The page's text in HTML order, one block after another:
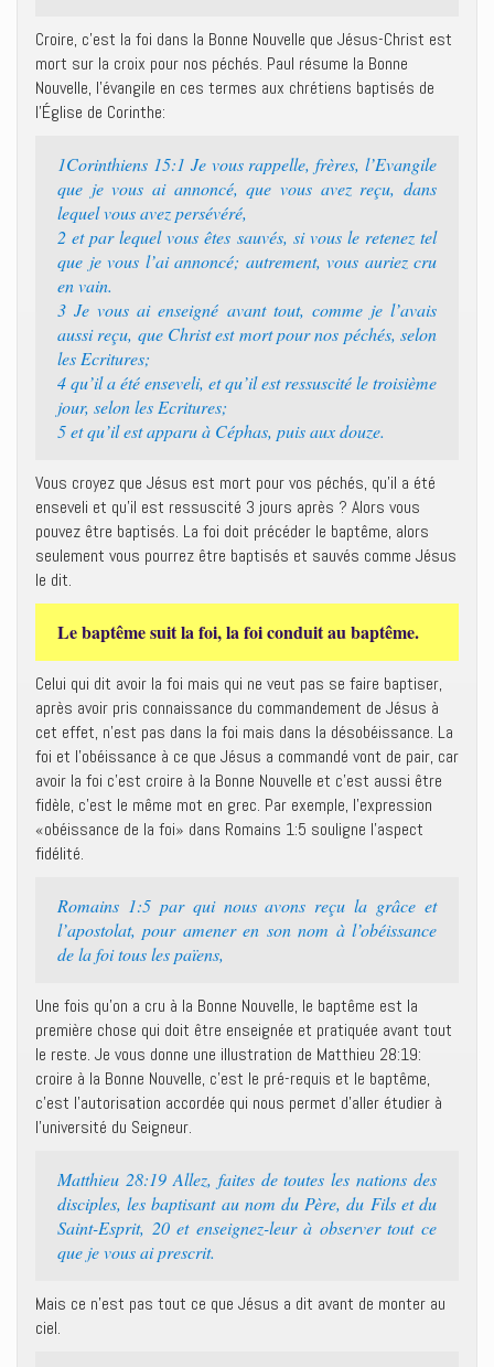
Croire, c’est la foi dans la Bonne Nouvelle que Jésus-Christ est
mort sur la croix pour nos péchés. Paul résume la Bonne
Nouvelle, l’évangile en ces termes aux chrétiens baptisés de
l’Église de Corinthe:
1Corinthiens 15:1 Je vous rappelle, frères, l’Evangile
que je vous ai annoncé, que vous avez reçu, dans
lequel vous avez persévéré,
2 et par lequel vous êtes sauvés, si vous le retenez tel
que je vous l’ai annoncé; autrement, vous auriez cru
en vain.
3 Je vous ai enseigné avant tout, comme je l’avais
aussi reçu, que Christ est mort pour nos péchés, selon
les Ecritures;
4 qu’il a été enseveli, et qu’il est ressuscité le troisième
jour, selon les Ecritures;
5 et qu’il est apparu à Céphas, puis aux douze.
Vous croyez que Jésus est mort pour vos péchés, qu’il a été
enseveli et qu’il est ressuscité 3 jours après ? Alors vous
pouvez être baptisés. La foi doit précéder le baptême, alors
seulement vous pourrez être baptisés et sauvés comme Jésus
le dit.
Le baptême suit la foi, la foi conduit au baptême.
Celui qui dit avoir la foi mais qui ne veut pas se faire baptiser,
après avoir pris connaissance du commandement de Jésus à
cet effet, n’est pas dans la foi mais dans la désobéissance. La
foi et l’obéissance à ce que Jésus a commandé vont de pair, car
avoir la foi c’est croire à la Bonne Nouvelle et c’est aussi être
fidèle, c’est le même mot en grec. Par exemple, l’expression
«obéissance de la foi» dans Romains 1:5 souligne l’aspect
fidélité.
Romains 1:5 par qui nous avons reçu la grâce et
l’apostolat, pour amener en son nom à l’obéissance
de la foi tous les païens,
Une fois qu’on a cru à la Bonne Nouvelle, le baptême est la
première chose qui doit être enseignée et pratiquée avant tout
le reste. Je vous donne une illustration de Matthieu 28:19:
croire à la Bonne Nouvelle, c’est le pré-requis et le baptême,
c’est l’autorisation accordée qui nous permet d’aller étudier à
l’université du Seigneur.
Matthieu 28:19 Allez, faites de toutes les nations des
disciples, les baptisant au nom du Père, du Fils et du
Saint-Esprit, 20 et enseignez-leur à observer tout ce
que je vous ai prescrit.
Mais ce n’est pas tout ce que Jésus a dit avant de monter au
ciel.